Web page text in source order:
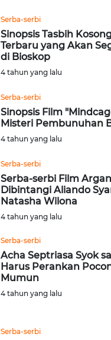
Serba-serbi
Sinopsis Tasbih
Terbaru yang Akan
di Bioskop
4 tahun yang lalu
Serba-serbi
Sinopsis Film
Misteri Pembunuhan
4 tahun yang lalu
Serba-serbi
Serba-serbi Film
Dibintangi Aliando
Natasha Wilona
4 tahun yang lalu
Serba-serbi
Acha Septriasa Syok
Harus Perankan
Mumun
4 tahun yang lalu
Serba-serbi